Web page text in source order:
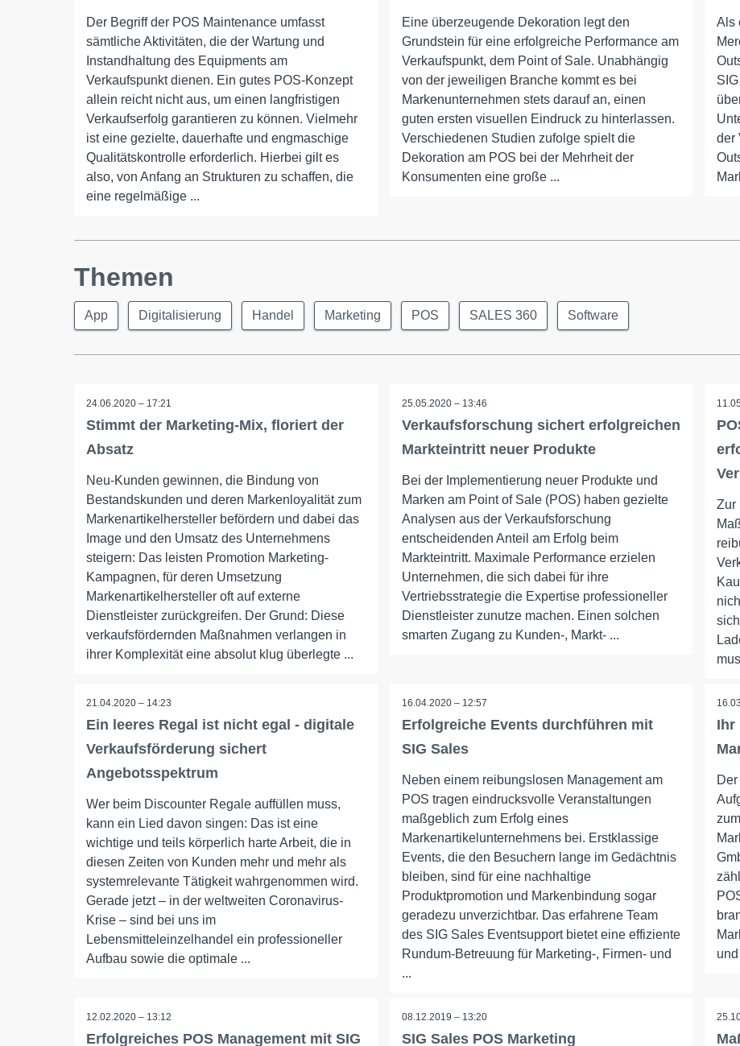
Der Begriff der POS Maintenance umfasst
sämtliche Aktivitäten, die der Wartung und
Instandhaltung des Equipments am
Verkaufspunkt dienen. Ein gutes POS-Konzept
allein reicht nicht aus, um einen langfristigen
Verkaufserfolg garantieren zu können. Vielmehr
ist eine gezielte, dauerhafte und engmaschige
Qualitätskontrolle erforderlich. Hierbei gilt es
also, von Anfang an Strukturen zu schaffen, die
eine regelmäßige ...
Eine überzeugende Dekoration legt den
Grundstein für eine erfolgreiche Performance am
Verkaufspunkt, dem Point of Sale. Unabhängig
von der jeweiligen Branche kommt es bei
Markenunternehmen stets darauf an, einen
guten ersten visuellen Eindruck zu hinterlassen.
Verschiedenen Studien zufolge spielt die
Dekoration am POS bei der Mehrheit der
Konsumenten eine große ...
Als
der
Themen
App Digitalisierung Handel Marketing POS SALES 360 Software
24.06.2020 – 17:21
Stimmt der Marketing-Mix, floriert der
Absatz
Neu-Kunden gewinnen, die Bindung von
Bestandskunden und deren Markenloyalität zum
Markenartikelhersteller befördern und dabei das
Image und den Umsatz des Unternehmens
steigern: Das leisten Promotion Marketing-
Kampagnen, für deren Umsetzung
Markenartikelhersteller oft auf externe
Dienstleister zurückgreifen. Der Grund: Diese
verkaufsfördernden Maßnahmen verlangen in
ihrer Komplexität eine absolut klug überlegte ...
25.05.2020 – 13:46
Verkaufsforschung sichert erfolgreichen
Markteintritt neuer Produkte
Bei der Implementierung neuer Produkte und
Marken am Point of Sale (POS) haben gezielte
Analysen aus der Verkaufsforschung
entscheidenden Anteil am Erfolg beim
Markteintritt. Maximale Performance erzielen
Unternehmen, die sich dabei für ihre
Vertriebsstrategie die Expertise professioneller
Dienstleister zunutze machen. Einen solchen
smarten Zugang zu Kunden-, Markt- ...
Zur
21.04.2020 – 14:23
Ein leeres Regal ist nicht egal - digitale
Verkaufsförderung sichert
Angebotsspektrum
Wer beim Discounter Regale auffüllen muss,
kann ein Lied davon singen: Das ist eine
wichtige und teils körperlich harte Arbeit, die in
diesen Zeiten von Kunden mehr und mehr als
systemrelevante Tätigkeit wahrgenommen wird.
Gerade jetzt – in der weltweiten Coronavirus-
Krise – sind bei uns im
Lebensmitteleinzelhandel ein professioneller
Aufbau sowie die optimale ...
16.04.2020 – 12:57
Erfolgreiche Events durchführen mit
SIG Sales
Neben einem reibungslosen Management am
POS tragen eindrucksvolle Veranstaltungen
maßgeblich zum Erfolg eines
Markenartikelunternehmens bei. Erstklassige
Events, die den Besuchern lange im Gedächtnis
bleiben, sind für eine nachhaltige
Produktpromotion und Markenbindung sogar
geradezu unverzichtbar. Das erfahrene Team
des SIG Sales Eventsupport bietet eine effiziente
Rundum-Betreuung für Marketing-, Firmen- und
...
Ihr
12.02.2020 – 13:12
Erfolgreiches POS Management mit SIG
08.12.2019 – 13:20
SIG Sales POS Marketing